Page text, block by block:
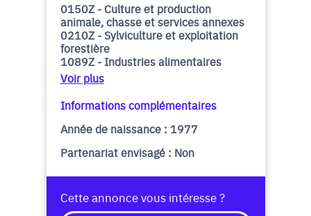
0150Z - Culture et production
animale, chasse et services annexes
0210Z - Sylviculture et exploitation
forestière
1089Z - Industries alimentaires
Voir plus
Informations complémentaires
Année de naissance : 1977
Partenariat envisagé : Non
Cette annonce vous intéresse ?